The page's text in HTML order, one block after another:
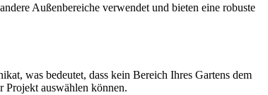
Außenbereiche verwendet und bieten eine robuste
was bedeutet, dass kein Bereich Ihres Gartens dem
Projekt auswählen können.